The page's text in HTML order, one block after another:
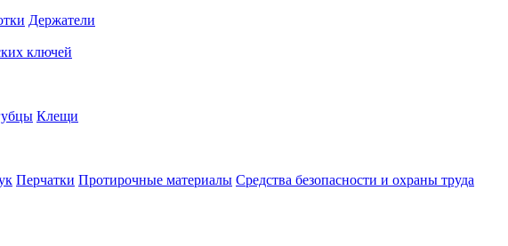
Держатели
ключей
Клещи
Перчатки Протирочные материалы Средства безопасности и охраны труда